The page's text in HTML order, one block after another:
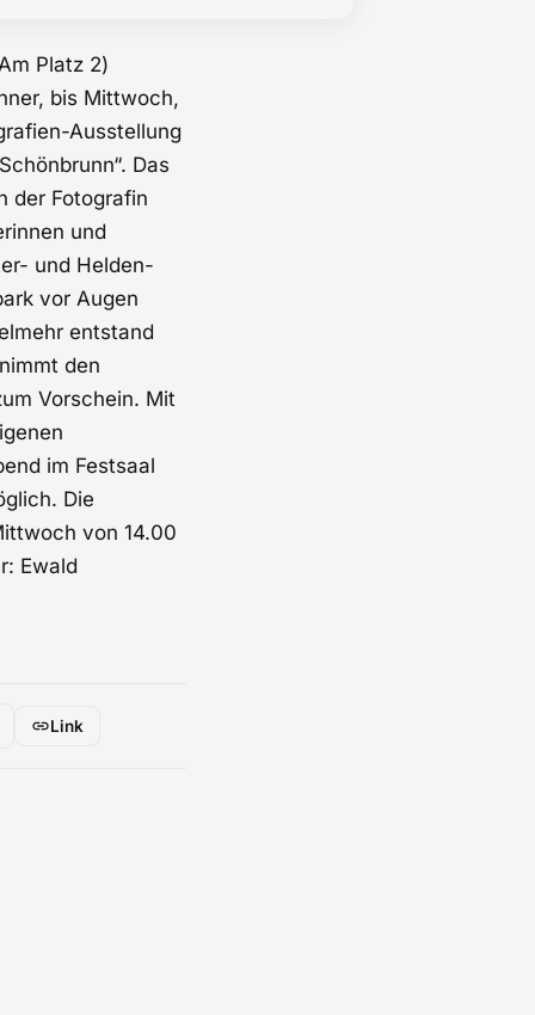
Platz 2)
bis Mittwoch,
Ausstellung
Das
der Fotografin
und
und Helden-
vor Augen
entstand
den
Vorschein. Mit
im Festsaal
Die
von 14.00
Ewald
Link